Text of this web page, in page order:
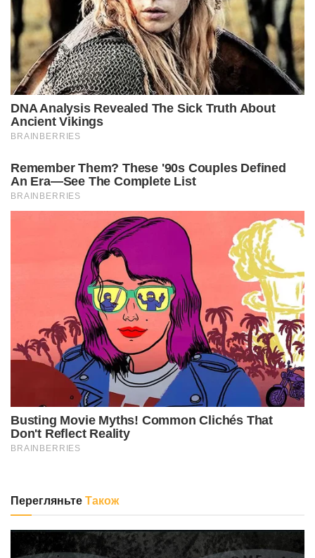
ПерегляньтеТакож